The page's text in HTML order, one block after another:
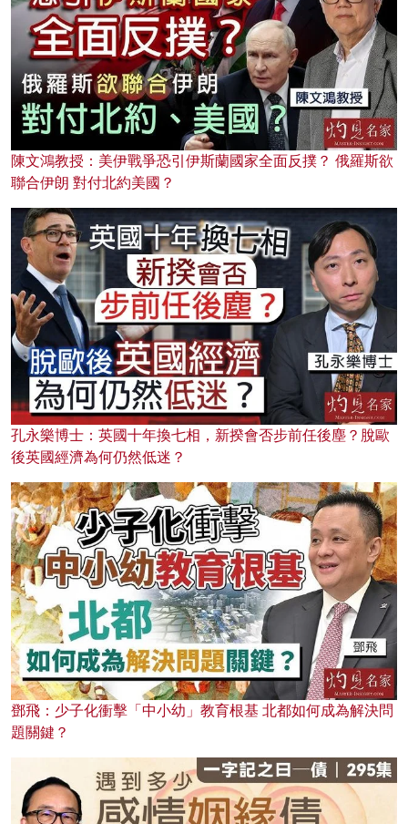
陳文鴻教授：美伊戰爭恐引伊斯蘭國家全面反撲？ 俄羅斯欲
聯合伊朗 對付北約美國？
孔永樂博士：英國十年換七相，新揆會否步前任後塵？脫歐
後英國經濟為何仍然低迷？
鄧飛：少子化衝擊「中小幼」教育根基 北都如何成為解決問
題關鍵？